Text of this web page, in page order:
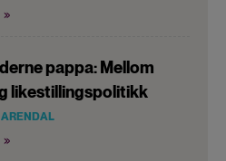
pappa: Mellom
likestillingspolitikk
ARENDAL